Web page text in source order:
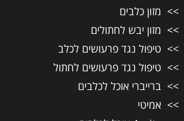
מזון כלבים
מזון יבש לחתולים
טיפול נגד פרעושים לכלב
טיפול נגד פרעושים לחתול
ברייברי אוכל לכלבים
אמיטי